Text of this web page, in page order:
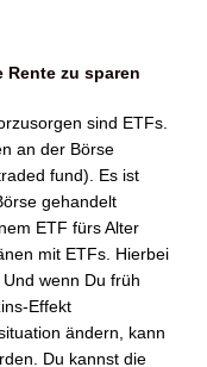
Rente zu sparen
sind ETFs.
an der Börse
fund). Es ist
gehandelt
ETF fürs Alter
mit ETFs. Hierbei
wenn Du früh
Effekt
ändern, kann
Du kannst die